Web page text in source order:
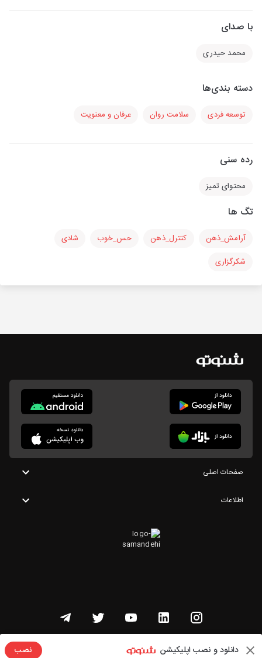
با صدای
محمد حیدری
دسته بندی‌ها
توسعه فردی سلامت روان عرفان و معنویت
رده سنی
محتوای تمیز
تگ ها
آرامش_ذهن کنترل_ذهن حس_خوب
شادی
شکرگزاری
دانلود و نصب اپلیکیشن نصب
صفحات اصلی
اطلاعات
تمامی حقوق این وبسایت متعلق به شنوتو است